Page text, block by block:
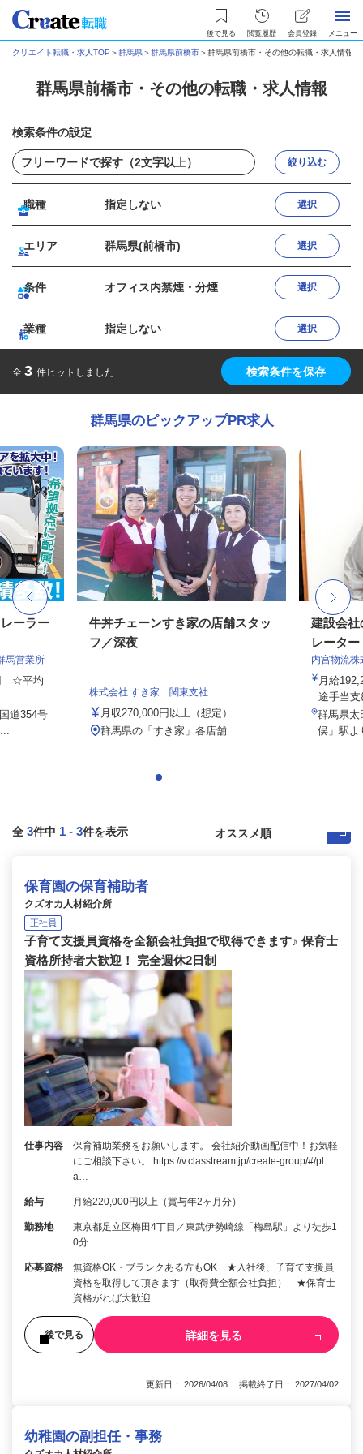
後で見る 閲覧履歴 会員登録 メニュー
クリエイト転職・求人TOP ＞群馬県＞群馬県前橋市＞群馬県前橋市・その他の転職・求人情報
群馬県前橋市・その他の転職・求人情報
検索条件の設定
絞り込む
職種 指定しない 選択
エリア 群馬県(前橋市) 選択
条件 オフィス内禁煙・分煙 選択
業種 指定しない 選択
全 3 件ヒットしました 検索条件を保存
群馬県のピックアップPR求人
ーラー
馬営業所
☆平均
道354号
牛丼チェーンすき家の店舗スタッ
フ／深夜
株式会社 すき家 関東支社
月収270,000円以上（想定）
群馬県の「すき家」各店舗
建設会社
レーター
内宮物流株
月給
途手当
群馬県太
俣」駅
全 3件中 1 - 3件を表示
保育園の保育補助者
クズオカ人材紹介所
正社員
子育て支援員資格を全額会社負担で取得できます♪ 保育士
資格所持者大歓迎！ 完全週休2日制
仕事内容
保育補助業務をお願いします。 会社紹介動画配信中！お気軽
にご相談下さい。 https://v.classtream.jp/create-group/#/pl
a…
給与 月給220,000円以上（賞与年2ヶ月分）
勤務地
東京都足立区梅田4丁目／東武伊勢崎線「梅島駅」より徒歩1
0分
応募資格
無資格OK・ブランクある方もOK ★入社後、子育て支援員
資格を取得して頂きます（取得費全額会社負担） ★保育士
資格がれば大歓迎
後で見る 詳細を見る
更新日： 2026/04/08 掲載終了日： 2027/04/02
幼稚園の副担任・事務